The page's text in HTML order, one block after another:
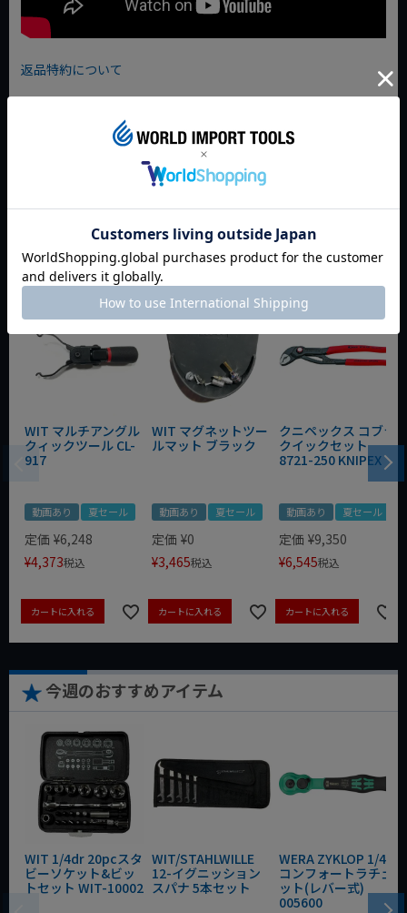
返品特約について
おすすめ商品
WIT マルチアングル
クィックツール CL-
917
動画あり 夏セール
定価 ¥6,248
¥4,373税込
カートに入れる
WIT マグネットツー
ルマット ブラック
動画あり 夏セール
定価 ¥0
¥3,465税込
カートに入れる
クニペックス コブラ
クイックセット
8721-250 KNIPEX
動画あり 夏セール
定価 ¥9,350
¥6,545税込
カートに入れる
今週のおすすめアイテム
WIT 1/4dr 20pcスタ
ビーソケット&ビッ
トセット WIT-10002
WIT/STAHLWILLE
12-イグニッション
スパナ 5本セット
WERA ZYKLOP 1/4"
コンフォートラチェ
ット(レバー式)
005600